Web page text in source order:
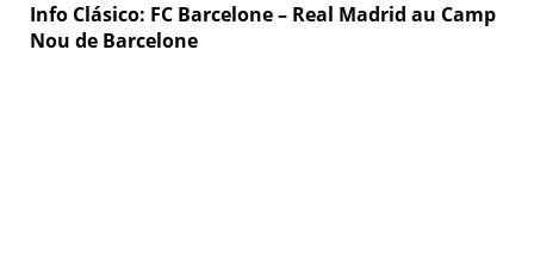
Info Clásico: FC Barcelone – Real Madrid au Camp
Nou de Barcelone